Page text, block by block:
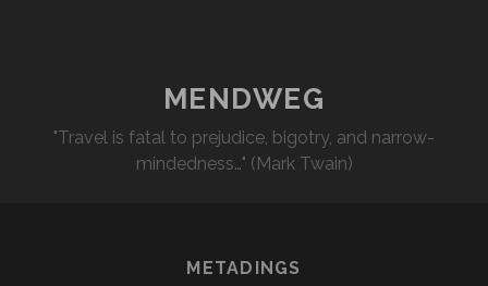
MENDWEG
"Travel is fatal to prejudice, bigotry, and narrow-
mindedness…" (Mark Twain)
METADINGS